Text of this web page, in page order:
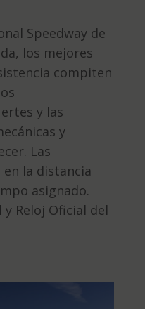
Speedway de
los mejores
compiten
y las
y
Las
en la distancia
asignado.
y Reloj Oficial del